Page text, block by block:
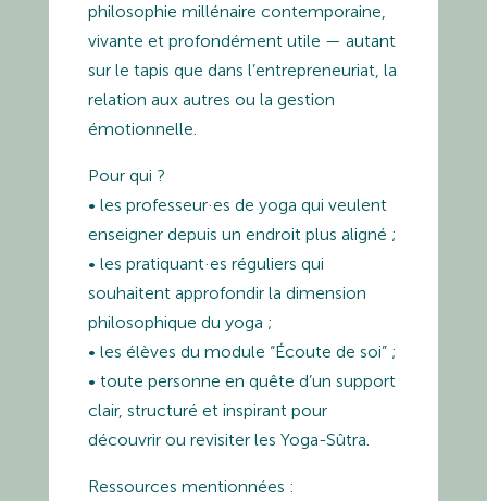
philosophie millénaire contemporaine,
vivante et profondément utile — autant
sur le tapis que dans l’entrepreneuriat, la
relation aux autres ou la gestion
émotionnelle.
Pour qui ?
• les professeur·es de yoga qui veulent
enseigner depuis un endroit plus aligné ;
• les pratiquant·es réguliers qui
souhaitent approfondir la dimension
philosophique du yoga ;
• les élèves du module “Écoute de soi” ;
• toute personne en quête d’un support
clair, structuré et inspirant pour
découvrir ou revisiter les Yoga-Sûtra.
Ressources mentionnées :